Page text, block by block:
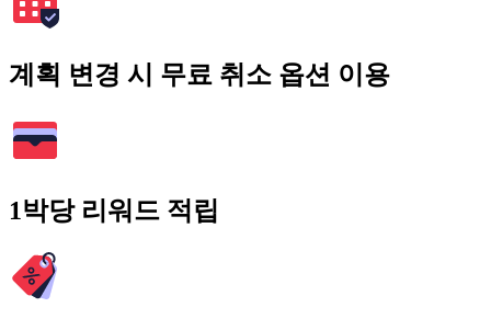
계획 변경 시 무료 취소 옵션 이용
1박당 리워드 적립